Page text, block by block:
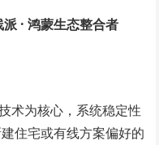
· 鸿蒙生态整合者
术为核心，系统稳定性
住宅或有线方案偏好的